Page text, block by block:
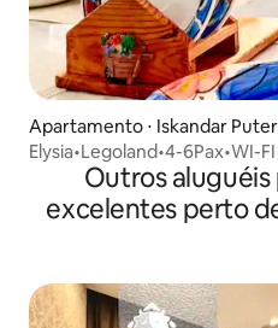
Apartamento ⋅ Iskandar
Elysia•Legoland•4-6Pax•WI-FI
Outros
excelentes perto